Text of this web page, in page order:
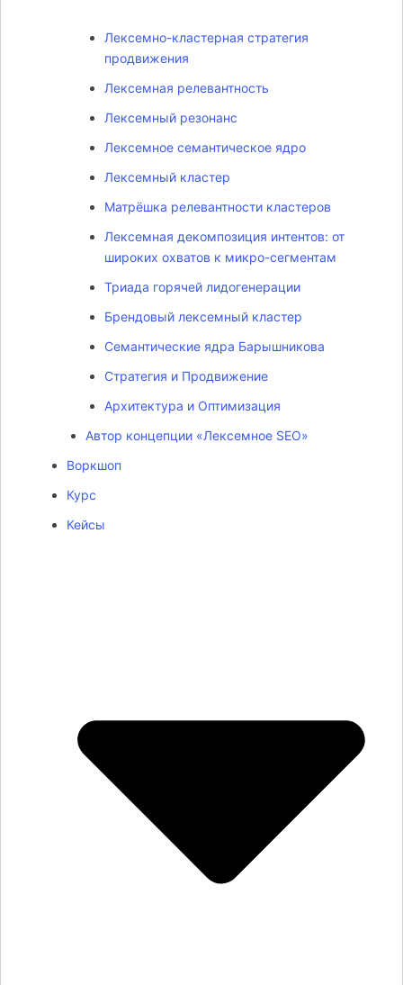
Лексемно-кластерная стратегия
продвижения
Лексемная релевантность
Лексемный резонанс
Лексемное семантическое ядро
Лексемный кластер
Матрёшка релевантности кластеров
Лексемная декомпозиция интентов: от
широких охватов к микро-сегментам
Триада горячей лидогенерации
Брендовый лексемный кластер
Семантические ядра Барышникова
Стратегия и Продвижение
Архитектура и Оптимизация
Автор концепции «Лексемное SEO»
Воркшоп
Курс
Кейсы